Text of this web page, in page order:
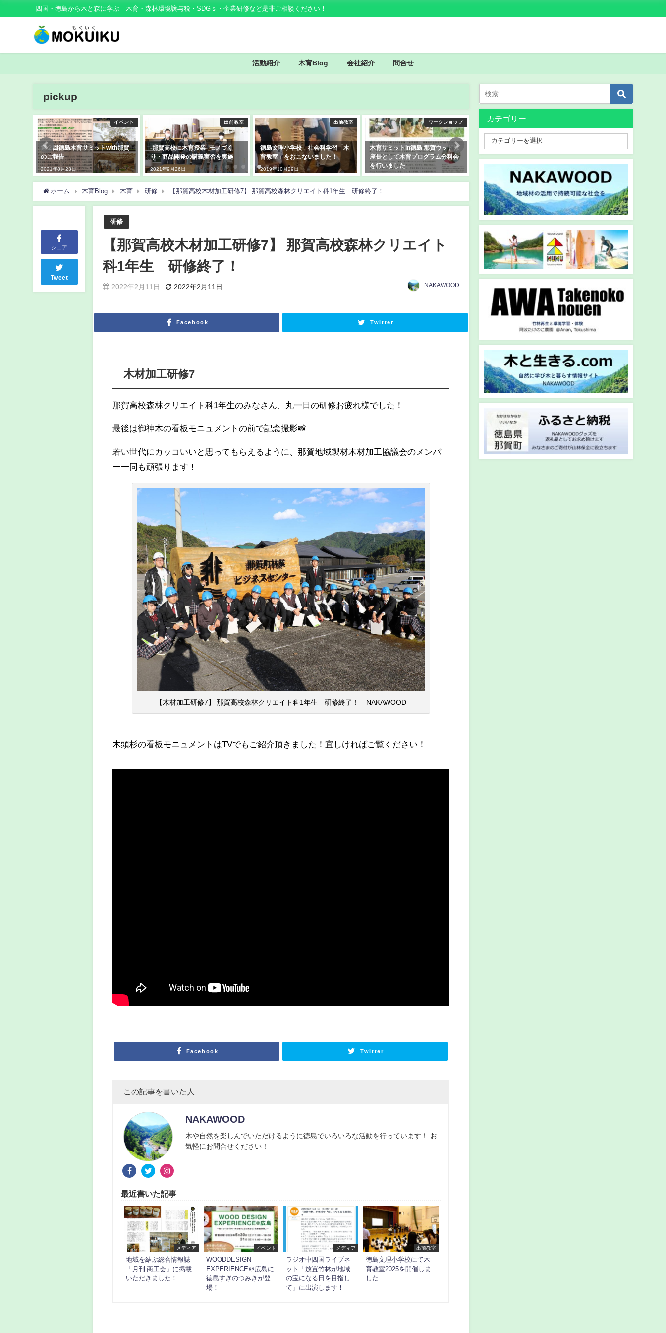
四国・徳島から木と森に学ぶ 木育・森林環境譲与税・SDGｓ・企業研修など是非ご相談ください！
活動紹介 木育Blog 会社紹介 問合せ
pickup
イベント
第２回徳島木育サミットwith那賀
のご報告
2021年8月23日
出前教室
-那賀高校に木育授業- モノづく
り・商品開発の講義実習を実施
2021年9月26日
出前教室
徳島文理小学校 社会科学習「木
育教室」をおこないました！
2019年10月29日
ワークショップ
木育サミットin徳島 那賀ウッドは
座長として木育プログラム分科会
を行いました
相生小学校での木育活動 徳島新聞
那賀ウッドの木づかい取組
ホーム 木育Blog 木育 研修 【那賀高校木材加工研修7】 那賀高校森林クリエイト科1年生 研修終了！
シェア
Tweet
研修
【那賀高校木材加工研修7】 那賀高校森林クリエイト
科1年生 研修終了！
2022年2月11日 2022年2月11日 NAKAWOOD
Facebook Twitter
木材加工研修7
那賀高校森林クリエイト科1年生のみなさん、丸一日の研修お疲れ様でした！
最後は御神木の看板モニュメントの前で記念撮影📸
若い世代にカッコいいと思ってもらえるように、那賀地域製材木材加工協議会のメンバ
ー一同も頑張ります！
【木材加工研修7】 那賀高校森林クリエイト科1年生 研修終了！ NAKAWOOD
木頭杉の看板モニュメントはTVでもご紹介頂きました！宜しければご覧ください！
Facebook Twitter
この記事を書いた人
NAKAWOOD
木や自然を楽しんでいただけるように徳島でいろいろな活動を行っています！ お
気軽にお問合せください！
最近書いた記事
メディア
地域を結ぶ総合情報誌
「月刊 商工会」に掲載
いただきました！
イベント
WOODDESIGN
EXPERIENCE＠広島に
徳島すぎのつみきが登
場！
メディア
ラジオ中四国ライブネ
ット「放置竹林が地域
の宝になる日を目指し
て」に出演します！
出前教室
徳島文理小学校にて木
育教室2025を開催しま
した
カテゴリー